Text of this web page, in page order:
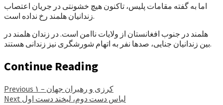
اما به گفته مقامات پلیس، تاکنون هیچ خشونتی در جریان اعتصاب
زندانیان هلمند رخ نداده است.
هلمند در جنوب افغانستان از ولایات ناامن است. در زندان هلمند در
بین زندانیان جنایی، صدها نفر به اتهام شورشگری نیز زندانی هستند.
Continue Reading
Previous
کرزی و رهبران جهان – ۱
Next لباس دست دوم، لبخند دست اول